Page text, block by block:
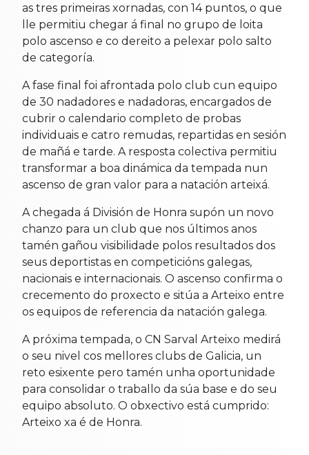
as tres primeiras xornadas, con 14 puntos, o que
lle permitiu chegar á final no grupo de loita
polo ascenso e co dereito a pelexar polo salto
de categoría.
A fase final foi afrontada polo club cun equipo
de 30 nadadores e nadadoras, encargados de
cubrir o calendario completo de probas
individuais e catro remudas, repartidas en sesión
de mañá e tarde. A resposta colectiva permitiu
transformar a boa dinámica da tempada nun
ascenso de gran valor para a natación arteixá.
A chegada á División de Honra supón un novo
chanzo para un club que nos últimos anos
tamén gañou visibilidade polos resultados dos
seus deportistas en competicións galegas,
nacionais e internacionais. O ascenso confirma o
crecemento do proxecto e sitúa a Arteixo entre
os equipos de referencia da natación galega.
A próxima tempada, o CN Sarval Arteixo medirá
o seu nivel cos mellores clubs de Galicia, un
reto esixente pero tamén unha oportunidade
para consolidar o traballo da súa base e do seu
equipo absoluto. O obxectivo está cumprido:
Arteixo xa é de Honra.